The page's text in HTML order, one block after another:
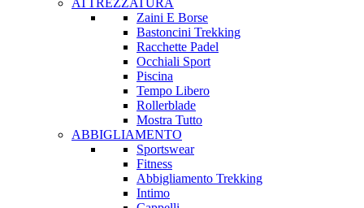
ATTREZZATURA
Zaini E Borse
Bastoncini Trekking
Racchette Padel
Occhiali Sport
Piscina
Tempo Libero
Rollerblade
Mostra Tutto
ABBIGLIAMENTO
Sportswear
Fitness
Abbigliamento Trekking
Intimo